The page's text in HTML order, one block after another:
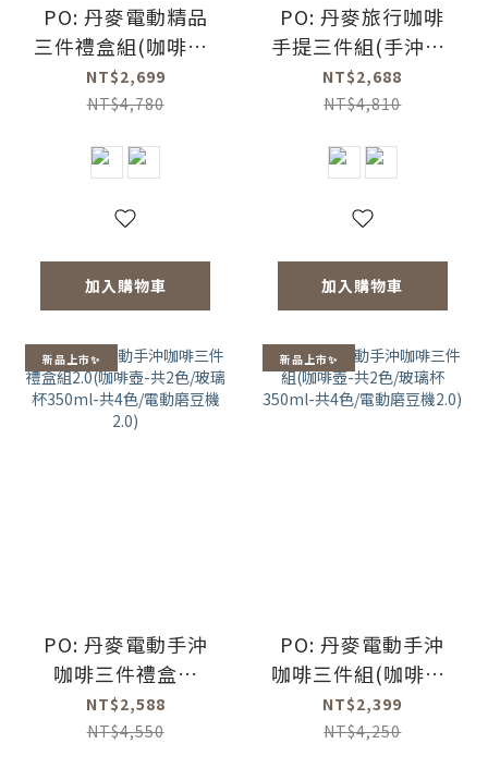
PO: 丹麥電動精品
三件禮盒組(咖啡壺-
共2色/玻璃杯
350ml-共4色/電動
NT$2,699
NT$4,780
加入購物車
PO: 丹麥旅行咖啡
手提三件組(手沖壺-
共2色/電動磨豆機
2.0/玻璃杯350ml-
NT$2,688
NT$4,810
加入購物車
新品上市✨
PO: 丹麥電動手沖
咖啡三件禮盒組
2.0(咖啡壺-共2色/
玻璃杯350ml-共4
NT$2,588
NT$4,550
新品上市✨
PO: 丹麥電動手沖
咖啡三件組(咖啡壺-
共2色/玻璃杯
350ml-共4色/電動
NT$2,399
NT$4,250